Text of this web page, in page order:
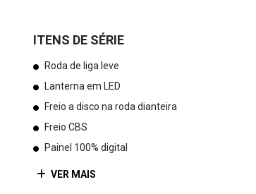
ITENS DE SÉRIE
Roda de liga leve
Lanterna em LED
Freio a disco na roda dianteira
Freio CBS
Painel 100% digital
VER MAIS